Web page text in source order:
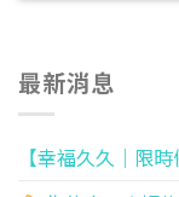
最新消息
【幸福久久｜限